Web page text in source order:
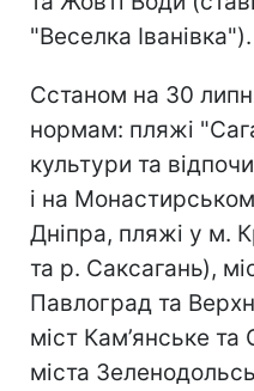
"Веселка Іванівка").
Сстаном на 30
нормам: пляжі
культури та
і на
Дніпра, пляжі у м.
та р. Саксагань),
Павлоград та
міст Кам’янське
міста